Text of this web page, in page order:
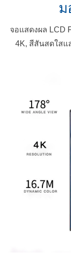
ม
จอแสดงผล LCD
4K, สีสันสดใสแ